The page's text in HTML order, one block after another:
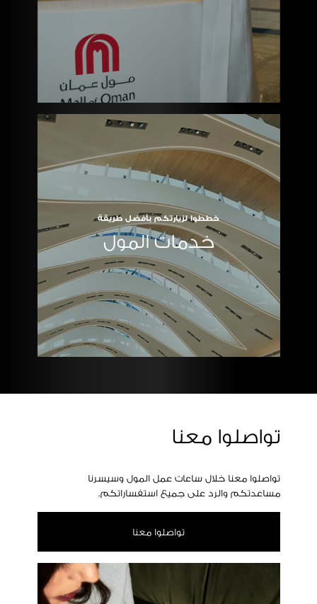
خططوا لزيارتكم بأفضل طريقة
خدمات المول
تواصلوا معنا
تواصلوا معنا خلال ساعات عمل المول وسيسرنا
مساعدتكم والرد على جميع استفساراتكم.
تواصلوا معنا